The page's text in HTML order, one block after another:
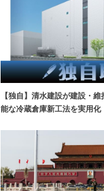
【独自】清水建設が建設・
能な冷蔵倉庫新工法を実用化